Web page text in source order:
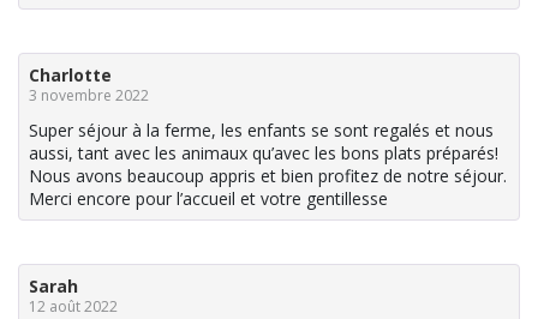
Charlotte
3 novembre 2022
Super séjour à la ferme, les enfants se sont regalés et nous
aussi, tant avec les animaux qu’avec les bons plats préparés!
Nous avons beaucoup appris et bien profitez de notre séjour.
Merci encore pour l’accueil et votre gentillesse
Sarah
12 août 2022